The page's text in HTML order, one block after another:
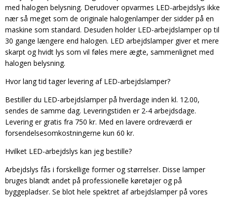
med halogen belysning. Derudover opvarmes LED-arbejdslys ikke
nær så meget som de originale halogenlamper der sidder på en
maskine som standard. Desuden holder LED-arbejdslamper op til
30 gange længere end halogen. LED arbejdslamper giver et mere
skarpt og hvidt lys som vil føles mere ægte, sammenlignet med
halogen belysning.
Hvor lang tid tager levering af LED-arbejdslamper?
Bestiller du LED-arbejdslamper på hverdage inden kl. 12.00,
sendes de samme dag. Leveringstiden er 2-4 arbejdsdage.
Levering er gratis fra 750 kr. Med en lavere ordreværdi er
forsendelsesomkostningerne kun 60 kr.
Hvilket LED-arbejdslys kan jeg bestille?
Arbejdslys fås i forskellige former og størrelser. Disse lamper
bruges blandt andet på professionelle køretøjer og på
byggepladser. Se blot hele spektret af arbejdslamper på vores